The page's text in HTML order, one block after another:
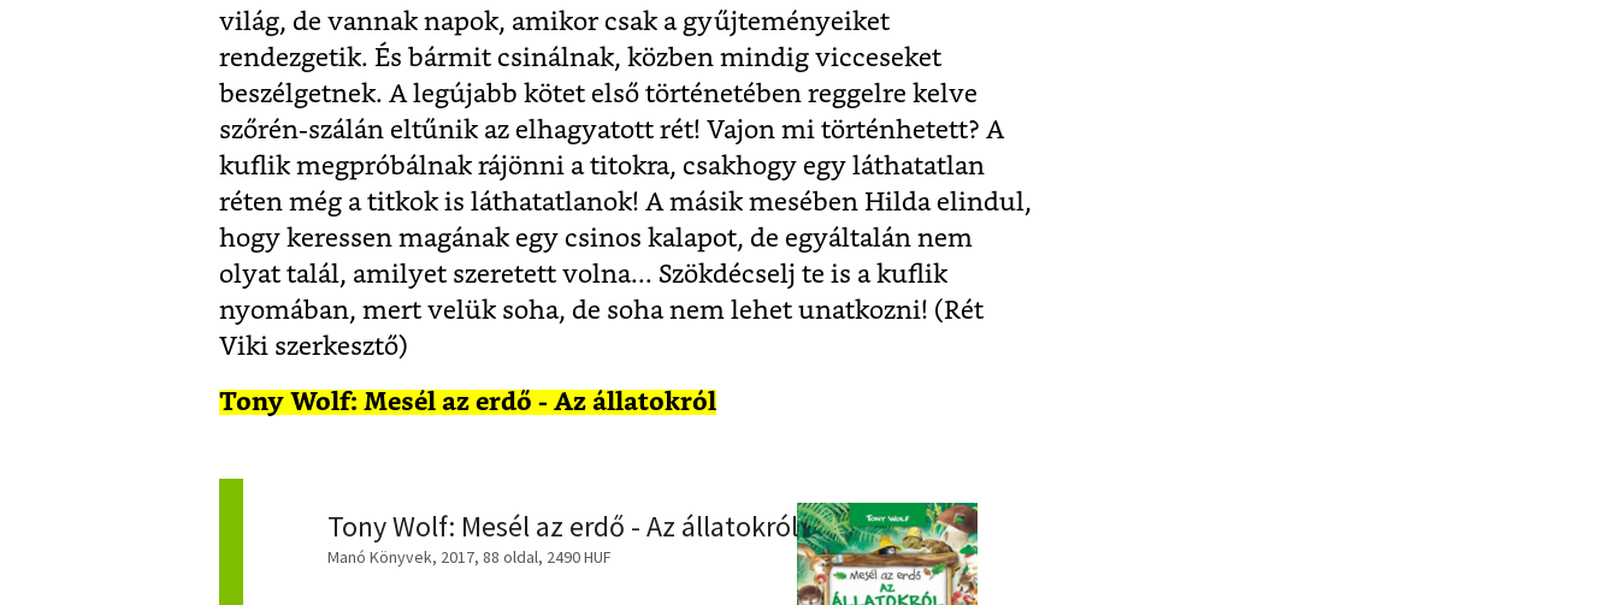
világ, de vannak napok, amikor csak a gyűjteményeiket
rendezgetik. És bármit csinálnak, közben mindig vicceseket
beszélgetnek. A legújabb kötet első történetében reggelre kelve
szőrén-szálán eltűnik az elhagyatott rét! Vajon mi történhetett? A
kuflik megpróbálnak rájönni a titokra, csakhogy egy láthatatlan
réten még a titkok is láthatatlanok! A másik mesében Hilda elindul,
hogy keressen magának egy csinos kalapot, de egyáltalán nem
olyat talál, amilyet szeretett volna... Szökdécselj te is a kuflik
nyomában, mert velük soha, de soha nem lehet unatkozni! (Rét
Viki szerkesztő)
Tony Wolf: Mesél az erdő - Az állatokról
Tony Wolf: Mesél az erdő - Az állatokról
Manó Könyvek, 2017, 88 oldal, 2490 HUF